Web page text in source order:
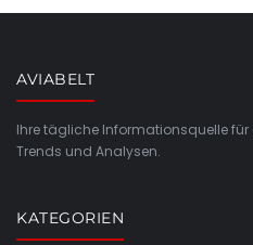
AVIABELT
Ihre tägliche Informationsquelle
Trends und Analysen.
KATEGORIEN